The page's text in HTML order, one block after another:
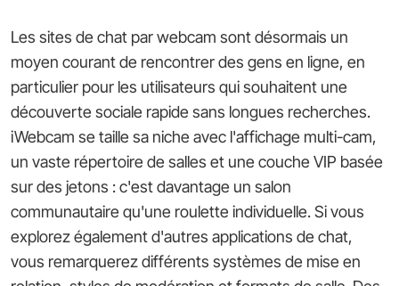
Les sites de chat par webcam sont désormais un
moyen courant de rencontrer des gens en ligne, en
particulier pour les utilisateurs qui souhaitent une
découverte sociale rapide sans longues recherches.
iWebcam se taille sa niche avec l'affichage multi-cam,
un vaste répertoire de salles et une couche VIP basée
sur des jetons : c'est davantage un salon
communautaire qu'une roulette individuelle. Si vous
explorez également d'autres applications de chat,
vous remarquerez différents systèmes de mise en